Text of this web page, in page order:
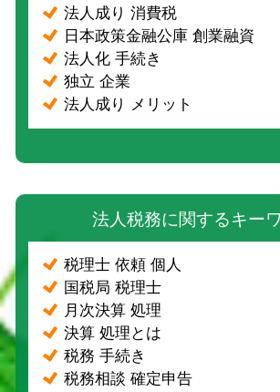
法人成り 消費税
日本政策金融公庫 創業融資
法人化 手続き
独立 企業
法人成り メリット
法人税務に関するキー
税理士 依頼 個人
国税局 税理士
月次決算 処理
決算 処理とは
税務 手続き
税務相談 確定申告